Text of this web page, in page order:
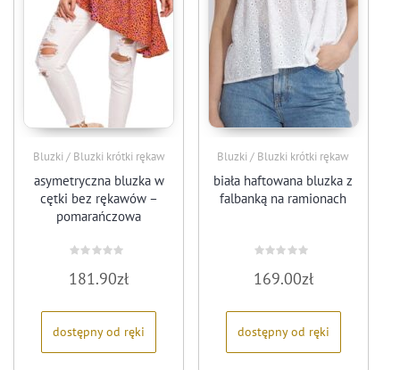
Bluzki / Bluzki krótki rękaw
asymetryczna bluzka w
cętki bez rękawów –
pomarańczowa
0
na
181.90zł
dostępny od ręki
Bluzki / Bluzki krótki rękaw
biała haftowana bluzka z
falbanką na ramionach
0
na
169.00zł
dostępny od ręki